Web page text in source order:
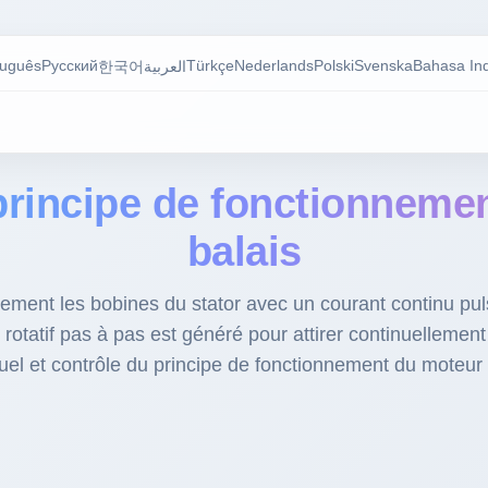
Русский한국어 العربية Türkçe NederlandsPolskiSvenskaBahasa
de
balais
les bobines du stator avec un courant continu
pas à pas est généré pour attirer
et contrôle du principe de fonctionnement du